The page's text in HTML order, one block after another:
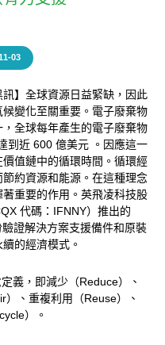
03
】全球資源日益緊缺，因此
變化至關重要。電子廢棄物
全球每年產生的電子廢棄物
到近 600 億美元 。因應這一
值鏈中的循環時間。循環經
約資源和能源。在這種理念
重要的作用。英飛凌科技股
代碼：IFNNY）推出的
證解決方案支援備件和原裝
的經濟模式。
義，即減少（Reduce）、
、重複利用（Reuse）、
）。